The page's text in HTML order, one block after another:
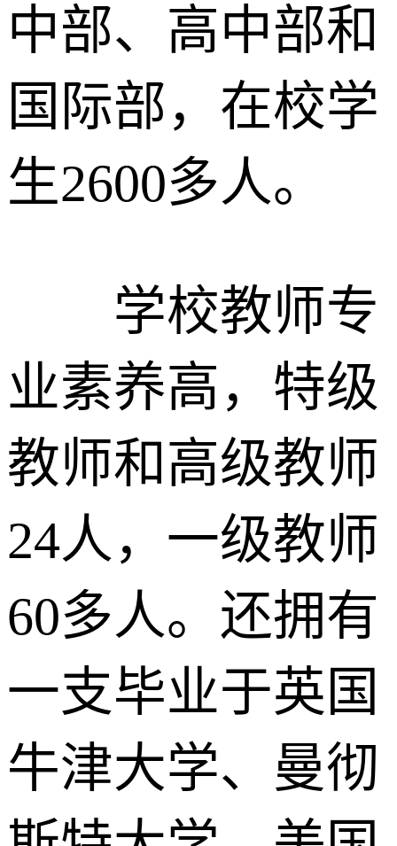
中部、高中部和
国际部，在校学
生2600多人。
学校教师专
业素养高，特级
教师和高级教师
24人，一级教师
60多人。还拥有
一支毕业于英国
牛津大学、曼彻